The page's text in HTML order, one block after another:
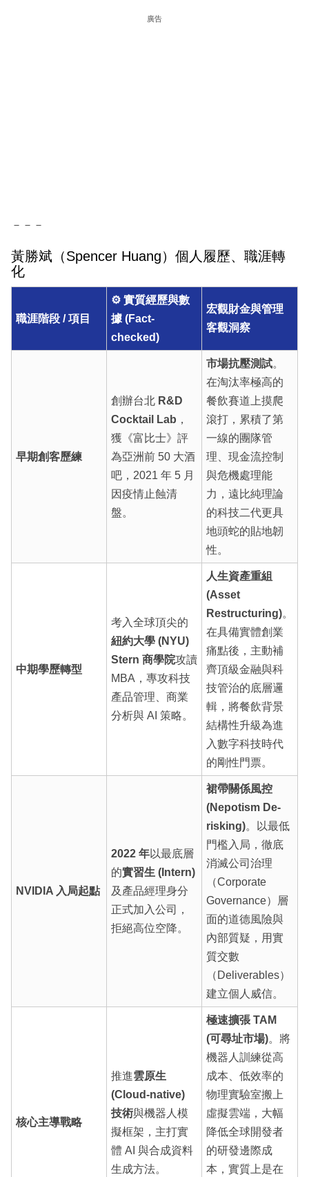
廣告
－－－
黃勝斌（Spencer Huang）個人履歷、職涯轉
化
職涯階段 / 項目
⚙️ 實質經歷與數
據 (Fact-
checked)
宏觀財金與管理
客觀洞察
早期創客歷練
創辦台北 R&D
Cocktail Lab ，
獲《富比士》評
為亞洲前 50 大酒
吧，2021 年 5 月
因疫情止蝕清
盤。
市場抗壓測試。
在淘汰率極高的
餐飲賽道上摸爬
滾打，累積了第
一線的團隊管
理、現金流控制
與危機處理能
力，遠比純理論
的科技二代更具
地頭蛇的貼地韌
性。
中期學歷轉型
考入全球頂尖的
紐約大學 (NYU)
Stern 商學院攻讀
MBA，專攻科技
產品管理、商業
分析與 AI 策略。
人生資產重組
(Asset
Restructuring)。
在具備實體創業
痛點後，主動補
齊頂級金融與科
技管治的底層邏
輯，將餐飲背景
結構性升級為進
入數字科技時代
的剛性門票。
NVIDIA 入局起點
2022 年以最底層
的實習生 (Intern)
及產品經理身分
正式加入公司，
拒絕高位空降。
裙帶關係風控
(Nepotism De-
risking)。以最低
門檻入局，徹底
消滅公司治理
（Corporate
Governance）層
面的道德風險與
內部質疑，用實
質交數
（Deliverables）
建立個人威信。
核心主導戰略
推進雲原生
(Cloud-native)
技術與機器人模
擬框架，主打實
體 AI 與合成資料
生成方法。
極速擴張 TAM
(可尋址市場)。將
機器人訓練從高
成本、低效率的
物理實驗室搬上
虛擬雲端，大幅
降低全球開發者
的研發邊際成
本，實質上是在